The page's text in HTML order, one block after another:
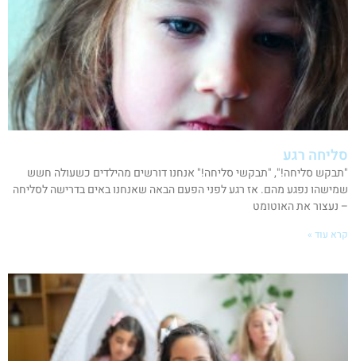
סליחה רגע
"תבקש סליחה!", "תבקשי סליחה!" אנחנו דורשים מהילדים כשעולה חשש
שמישהו נפגע מהם. אז רגע לפני הפעם הבאה שאנחנו באים בדרישה לסליחה
– נעצור את האוטומט
קרא עוד »